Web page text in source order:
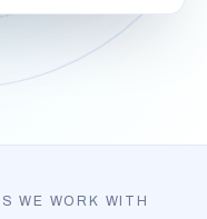
WE WORK WITH